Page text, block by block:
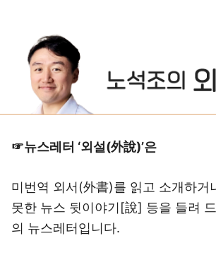
☞뉴스레터 ‘외설(外說)’은
미번역 외서(外書)를 읽고 소개하거
못한 뉴스 뒷이야기[說] 등을 들려
의 뉴스레터입니다.